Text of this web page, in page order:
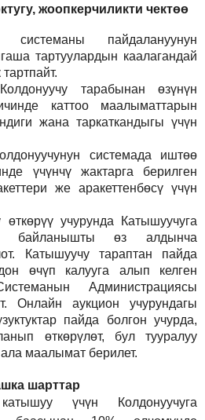
жоопкерчиликти чектөө
системаны пайдалануунун
тартуулардын каалагандай
Колдонуучу тарабынан өзүнүн
каттоо маалыматтарын
жана таркаткандыгы үчүн
системада иштөө
үчүнчү жактарга берилген
же аракеттенбөсү үчүн
учурунда Катышуучуга
байланышты өз алдынча
Катышуучу тараптан пайда
өчүп калууга алып келген
Администрациясы
Онлайн аукцион учурундагы
пайда болгон учурда,
өткөрүлөт, бул тууралуу
маалымат берилет.
шарттар
үчүн Колдонуучуга